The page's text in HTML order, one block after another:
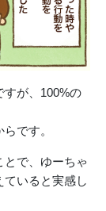
すが、100%の
です。
とで、ゆーちゃ
ていると実感し